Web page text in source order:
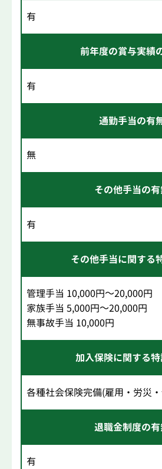
有
前年度の賞与実績
有
通勤手当の有
無
その他手当の
有
その他手当に関する
管理手当 10,000円～20,000円
家族手当 5,000円～20,000円
無事故手当 10,000円
加入保険に関する
各種社会保険完備(雇用・労災
退職金制度の
有